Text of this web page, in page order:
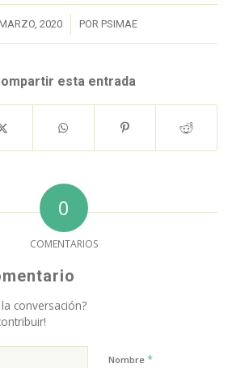
2020
/ POR PSIMAE
esta entrada
0
COMENTARIOS
conversación?
Nombre *